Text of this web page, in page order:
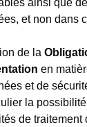
et non dans
de la
en
et de
la
de traitement